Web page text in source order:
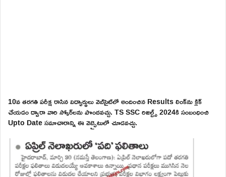
10వ తరగతి పరీక్ష రాసిన విద్యార్థులు వెబ్‌సైట్‌లో అందించిన Results లింక్‌ను క్లిక్
చేయడం ద్వారా వారి స్కోర్‌లను పొందవచ్చు. TS SSC రిజల్ట్స్ 2024కి సంబంధించి
Upto Date సమాచారాన్ని ఈ వెబ్సైటులో చూడవచ్చు.